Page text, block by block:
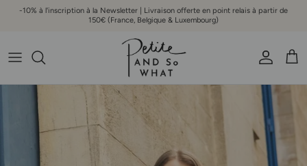
Aller au contenu
-10% à l'inscription à la Newsletter | Livraison offerte en point relais à partir de
150€ (France, Belgique & Luxembourg)
Compte
Passer aux informations produits